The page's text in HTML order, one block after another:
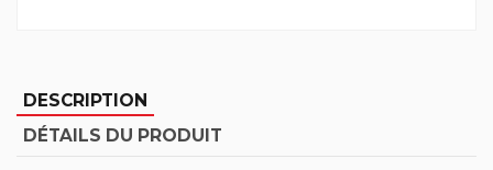
DESCRIPTION
DÉTAILS DU PRODUIT